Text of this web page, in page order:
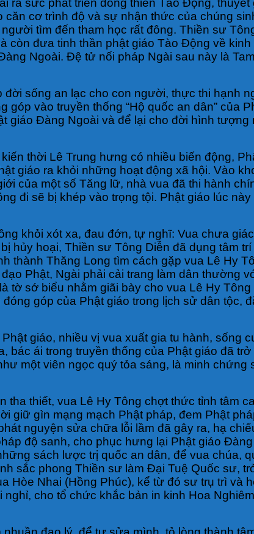
ra sức phát triển dòng thiền Tào Động,
cơ trình độ và sự nhận thức của chúng
tìm đến tham học rất đông. Thiền sư
còn đưa tinh thần phật giáo Tào Động về
Ngoài. Đệ tử nối pháp Ngài sau này là
sống an lạc cho con người, thực thi hạnh
vào truyền thống “Hộ quốc an dân” của
Đàng Ngoài và để lại cho đời hình tượng
thời Lê Trung hưng có nhiều biến động,
giáo ra khỏi những hoạt động xã hội. Vào
của một số Tăng lữ, nhà vua đã thi hành
đi sẽ bị khép vào trọng tội. Phật giáo lúc
khỏi xót xa, đau đớn, tự nghĩ: Vua chưa
hủy hoại, Thiền sư Tông Diễn đã dụng tâm
thành Thăng Long tìm cách gặp vua Lê Hy
Phật, Ngài phải cải trang làm dân thường
tờ sớ biểu nhằm giãi bày cho vua Lê Hy
góp của Phật giáo trong lịch sử dân tộc,
giáo, nhiều vị vua xuất gia tu hành, sống
bác ái trong truyền thống của Phật giáo đã
một viên ngọc quý tỏa sáng, là minh chứng
thiết, vua Lê Hy Tông chợt thức tỉnh tâm
giữ gìn mạng mạch Phật pháp, đem Phật
nguyện sửa chữa lỗi lầm đã gây ra, hạ
độ sanh, cho phục hưng lại Phật giáo
sách lược trị quốc an dân, để vua chúa,
sắc phong Thiền sư làm Đại Tuệ Quốc sư,
Nhai (Hồng Phúc), kể từ đó sư trụ trì và
cho tổ chức khắc bản in kinh Hoa